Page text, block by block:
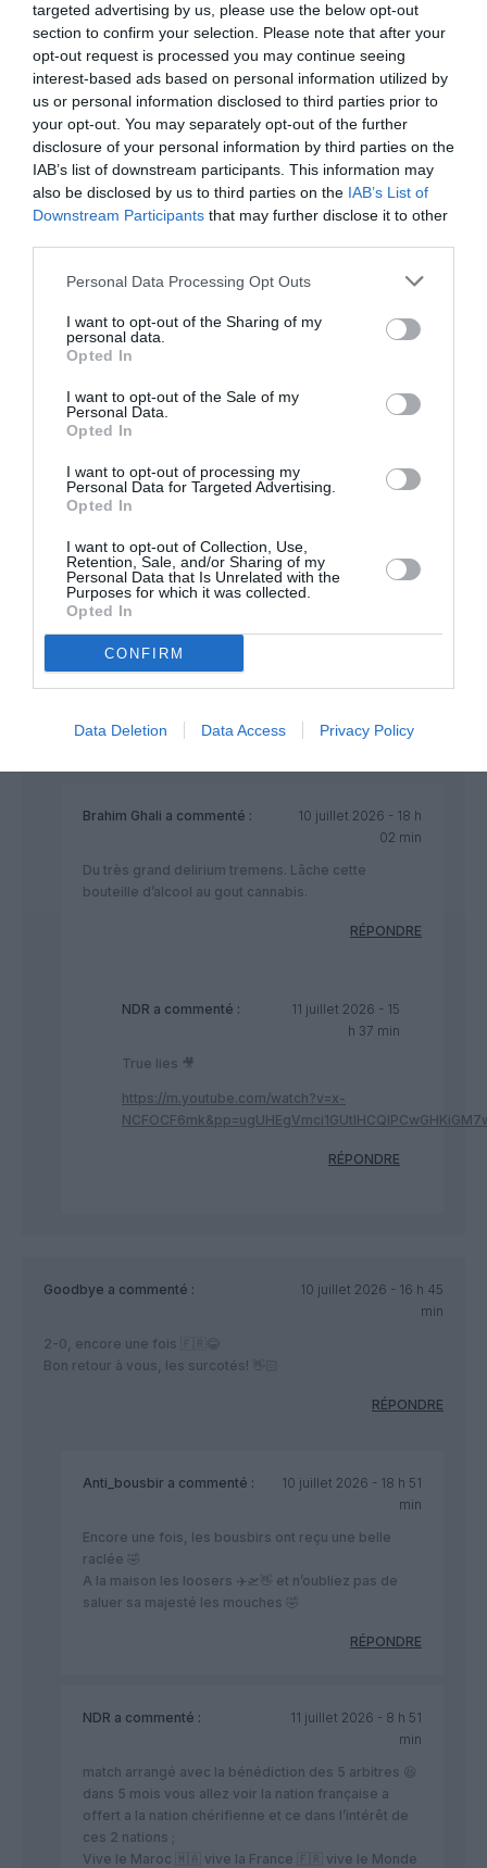
targeted advertising by us, please use the below opt-out
section to confirm your selection. Please note that after your
opt-out request is processed you may continue seeing
interest-based ads based on personal information utilized by
us or personal information disclosed to third parties prior to
your opt-out. You may separately opt-out of the further
disclosure of your personal information by third parties on the
IAB’s list of downstream participants. This information may
also be disclosed by us to third parties on the IAB’s List of
Downstream Participants that may further disclose it to other
Personal Data Processing Opt Outs
I want to opt-out of the Sharing of my
personal data.
Opted In
I want to opt-out of the Sale of my
Personal Data.
Opted In
I want to opt-out of processing my
Personal Data for Targeted Advertising.
Opted In
I want to opt-out of Collection, Use,
Retention, Sale, and/or Sharing of my
Personal Data that Is Unrelated with the
Purposes for which it was collected.
Opted In
CONFIRM
Data Deletion Data Access Privacy Policy
^ ^
Dur de trouver tout les slots a BOS la RAM envoie une partie
de ses clients vers JFK avec un partage de code vers Boston
via American ;
L’avantage des vols spéciaux vers JFK c’est que l’avion
revient de suite et chargé car il y a un très très grand manque
de places sur NY-Casa début juillet.
RÉPONDRE
@Deliriuma commenté :
10 juillet 2026 - 8 h 50 min
Rappel a notre trublion mytho @Brahim Ghali
Quand j’avais dit il y a un mois que Air Algérie n’a pas le droit
de traverser le ciel USA 🇺🇸 voici la preuve : je croyais que
Air Algérie 🇩🇿 avait utilisé une identité fantôme temporaire
comme les bateaux fatomes de Poutine finalement non l’avion
une immatriculation militaire pas de code IATA du vol et il a
atterri dabs un petit aeroport molitaire us proche de Kansas
https://m.youtube.com/watch?
v=tjncgwQjlRw&t=757s&pp=ygUMYWJkb3Ugc2VtbWFy
Pourquoi militaire vous allez me dire ? Et ben car il y a bien un
accord réciproque militaire qui permet aux américains de se
poser en Algérie pour aller bombarder les pays africains
voisins même si la presse algérienne n’a pas le droit d’en
RÉPONDRE
Brahim Ghali a commenté :
10 juillet 2026 - 18 h
02 min
Du très grand delirium tremens. Lâche cette
bouteille d’alcool au gout cannabis.
RÉPONDRE
NDR a commenté :
11 juillet 2026 - 15
h 37 min
True lies 🎥
https://m.youtube.com/watch?v=x-
RÉPONDRE
Goodbye a commenté :
10 juillet 2026 - 16 h 45
min
2-0, encore une fois 🇫🇷😂
Bon retour à vous, les surcotés! 👋🏻
RÉPONDRE
Anti_bousbir a commenté :
10 juillet 2026 - 18 h 51
min
Encore une fois, les bousbirs ont reçu une belle
raclée 🤣
A la maison les loosers ✈️🛫👋 et n’oubliez pas de
saluer sa majesté les mouches 🤣
RÉPONDRE
NDR a commenté :
11 juillet 2026 - 8 h 51
min
match arrangé avec la bénédiction des 5 arbitres 😆
dans 5 mois vous allez voir la nation française a
offert a la nation chérifienne et ce dans l’intérêt de
ces 2 nations ;
Vive le Maroc 🇲🇦 vive la France 🇫🇷 vive le Monde